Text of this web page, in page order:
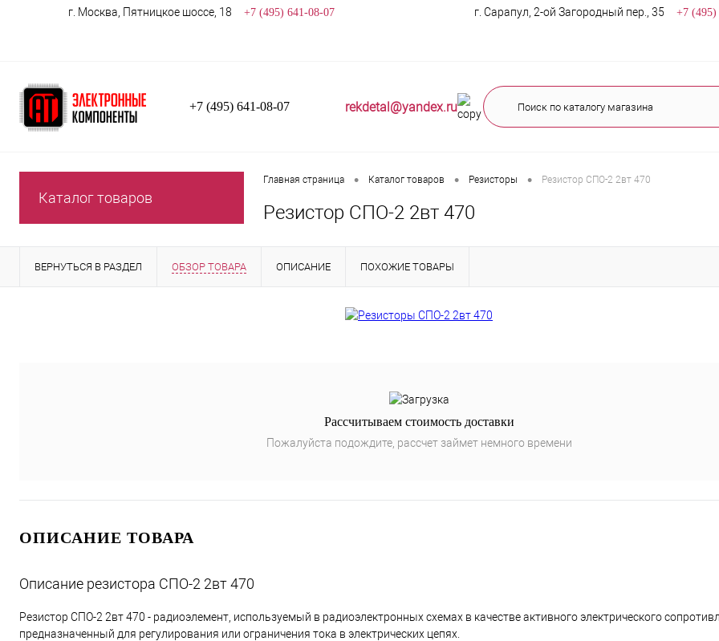
г. Москва, Пятницкое шоссе, 18 +7 (495) 641-08-07 г. Сарапул, 2-ой Загородный пер., 35 +7 (495)
+7 (495) 641-08-07 rekdetal@yandex.ru
Каталог товаров
Главная страница • Каталог товаров • Резисторы • Резистор СПО-2 2вт 470
Резистор СПО-2 2вт 470
ВЕРНУТЬСЯ В РАЗДЕЛ ОБЗОР ТОВАРА ОПИСАНИЕ ПОХОЖИЕ ТОВАРЫ
Рассчитываем стоимость доставки
Пожалуйста подождите, рассчет займет немного времени
ОПИСАНИЕ ТОВАРА
Описание резистора СПО-2 2вт 470
Резистор СПО-2 2вт 470 - радиоэлемент, используемый в радиоэлектронных схемах в качестве активного электрического
предназначенный для регулирования или ограничения тока в электрических цепях.